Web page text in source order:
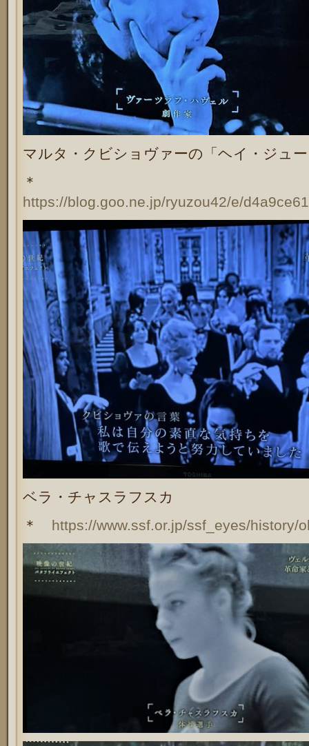
マルタ・クビショヴァーの「 ヘイ・ジュ
＊
https://blog.goo.ne.jp/ryuzou42/e/
ベラ・チャスラフスカ
＊ https://www.ssf.or.jp/ssf_eyes/history/